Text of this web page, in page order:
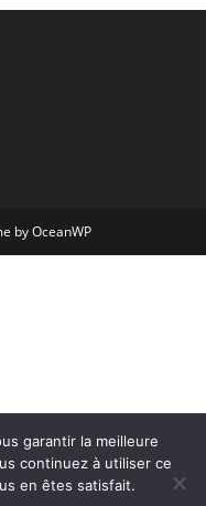
by OceanWP
garantir la meilleure
continuez à utiliser ce
en êtes satisfait.